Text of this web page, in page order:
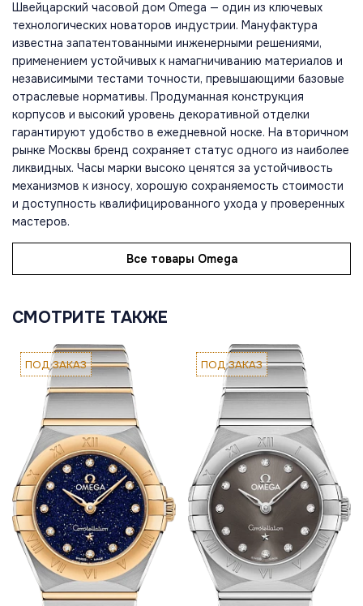
Швейцарский часовой дом Omega — один из ключевых
технологических новаторов индустрии. Мануфактура
известна запатентованными инженерными решениями,
применением устойчивых к намагничиванию материалов и
независимыми тестами точности, превышающими базовые
отраслевые нормативы. Продуманная конструкция
корпусов и высокий уровень декоративной отделки
гарантируют удобство в ежедневной носке. На вторичном
рынке Москвы бренд сохраняет статус одного из наиболее
ликвидных. Часы марки высоко ценятся за устойчивость
механизмов к износу, хорошую сохраняемость стоимости
и доступность квалифицированного ухода у проверенных
мастеров.
Все товары Omega
СМОТРИТЕ ТАКЖЕ
ПОД ЗАКАЗ ПОД ЗАКАЗ